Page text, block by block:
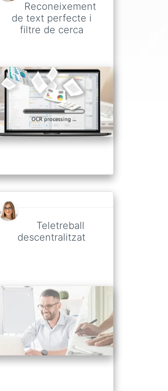
Reconeixement
de text perfecte i
filtre de cerca
Teletreball
descentralitzat